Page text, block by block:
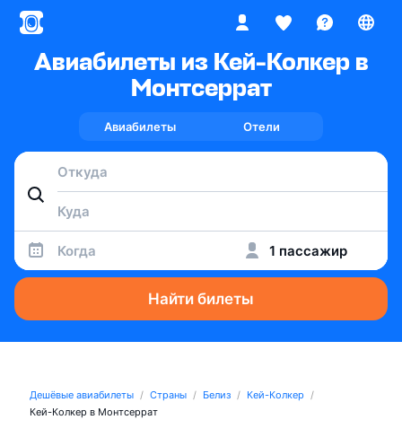
Авиабилеты из Кей-Колкер в
Монтсеррат
Авиабилеты Отели
Когда 1 пассажир
Найти билеты
Дешёвые авиабилеты Страны Белиз
Кей-Колкер
Кей-Колкер в Монтсеррат